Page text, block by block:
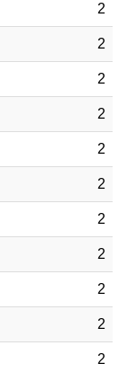
2
2
2
2
2
2
2
2
2
2
2